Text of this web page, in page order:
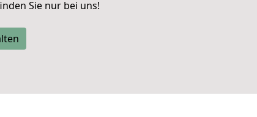
Sie nur bei uns!